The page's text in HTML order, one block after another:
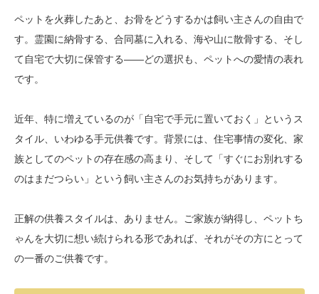
ペットを火葬したあと、お骨をどうするかは飼い主さんの自由で
す。霊園に納骨する、合同墓に入れる、海や山に散骨する、そし
て自宅で大切に保管する——どの選択も、ペットへの愛情の表れ
です。
近年、特に増えているのが「自宅で手元に置いておく」というス
タイル、いわゆる手元供養です。背景には、住宅事情の変化、家
族としてのペットの存在感の高まり、そして「すぐにお別れする
のはまだつらい」という飼い主さんのお気持ちがあります。
正解の供養スタイルは、ありません。ご家族が納得し、ペットち
ゃんを大切に想い続けられる形であれば、それがその方にとって
の一番のご供養です。